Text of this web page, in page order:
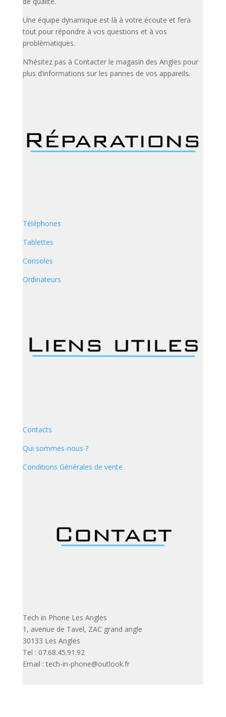
Une équipe dynamique est là à votre écoute et fera
tout pour répondre à vos questions et à vos
problèmatiques.
N’hésitez pas à Contacter le magasin des Angles pour
plus d’informations sur les pannes de vos appareils.
Téléphones
Tablettes
Consoles
Ordinateurs
Contacts
Qui sommes-nous ?
Conditions Générales de vente
Tech in Phone Les Angles
1, avenue de Tavel, ZAC grand angle
30133 Les Angles
Tel : 07.68.45.91.92
Email : tech-in-phone@outlook.fr